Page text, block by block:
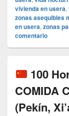
vivienda en usera,
zonas asequibles
en usera, zonas
comentario
100
COMIDA
(Pekín,